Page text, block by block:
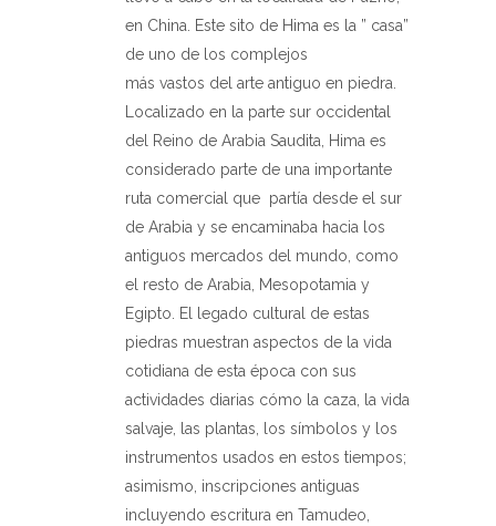
en China. Este sito de Hima es la ” casa”
de uno de los complejos
más vastos del arte antiguo en piedra.
Localizado en la parte sur occidental
del Reino de Arabia Saudita, Hima es
considerado parte de una importante
ruta comercial que partía desde el sur
de Arabia y se encaminaba hacia los
antiguos mercados del mundo, como
el resto de Arabia, Mesopotamia y
Egipto. El legado cultural de estas
piedras muestran aspectos de la vida
cotidiana de esta época con sus
actividades diarias cómo la caza, la vida
salvaje, las plantas, los símbolos y los
instrumentos usados en estos tiempos;
asimismo, inscripciones antiguas
incluyendo escritura en Tamudeo,